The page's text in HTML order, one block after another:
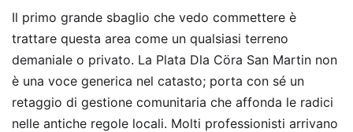
Il primo grande sbaglio che vedo commettere è
trattare questa area come un qualsiasi terreno
demaniale o privato. La Plata Dla Cöra San Martin non
è una voce generica nel catasto; porta con sé un
retaggio di gestione comunitaria che affonda le radici
nelle antiche regole locali. Molti professionisti arrivano